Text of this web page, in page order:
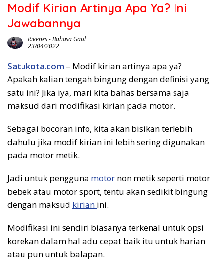
Modif Kirian Artinya Apa Ya? Ini
Jawabannya
Rivenes-Bahasa Gaul
23/04/2022
Satukota.com – Modif kirian artinya apa ya?
Apakah kalian tengah bingung dengan definisi yang
satu ini? Jika iya, mari kita bahas bersama saja
maksud dari modifikasi kirian pada motor.
Sebagai bocoran info, kita akan bisikan terlebih
dahulu jika modif kirian ini lebih sering digunakan
pada motor metik.
Jadi untuk pengguna motor non metik seperti motor
bebek atau motor sport, tentu akan sedikit bingung
dengan maksud kirian ini.
Modifikasi ini sendiri biasanya terkenal untuk opsi
korekan dalam hal adu cepat baik itu untuk harian
atau pun untuk balapan.